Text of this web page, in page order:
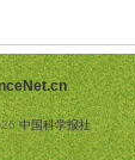
中国科学报社